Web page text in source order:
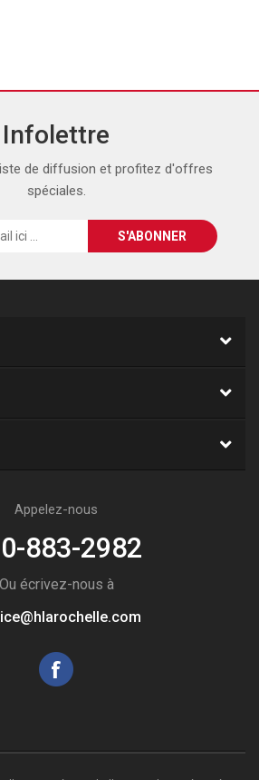
Infolettre
de diffusion et profitez d'offres
spéciales.
Appelez-nous
883-2982
Ou écrivez-nous à